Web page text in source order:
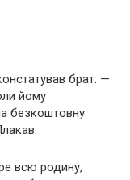
брат. —
йому
безкоштовну
всю родину,